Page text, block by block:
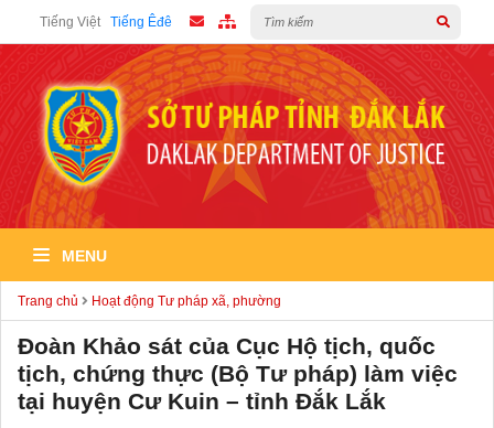
Tiếng Việt Tiếng Êđê
MENU
Trang chủ Hoạt động Tư pháp xã, phường
Đoàn Khảo sát của Cục Hộ tịch, quốc
tịch, chứng thực (Bộ Tư pháp) làm việc
tại huyện Cư Kuin – tỉnh Đắk Lắk